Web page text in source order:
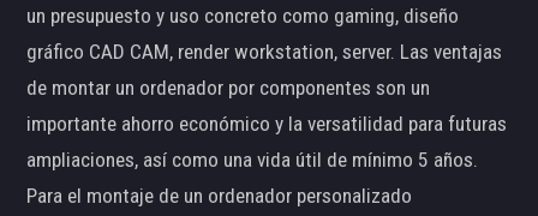
un presupuesto y uso concreto como gaming, diseño
gráfico CAD CAM, render workstation, server. Las ventajas
de montar un ordenador por componentes son un
importante ahorro económico y la versatilidad para futuras
ampliaciones, así como una vida útil de mínimo 5 años.
Para el montaje de un ordenador personalizado